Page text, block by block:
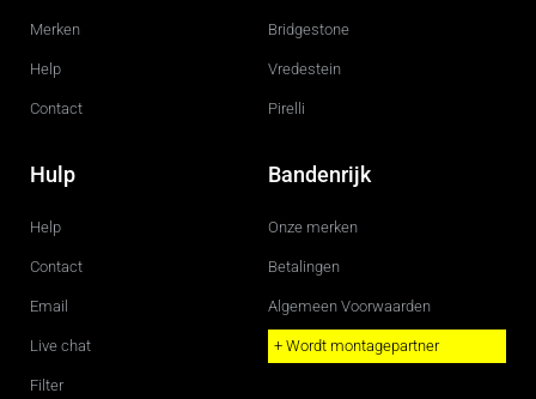
Merken
Help
Contact
Bridgestone
Vredestein
Pirelli
Hulp
Help
Contact
Email
Live chat
Filter
Bandenrijk
Onze merken
Betalingen
Algemeen Voorwaarden
+ Wordt montagepartner